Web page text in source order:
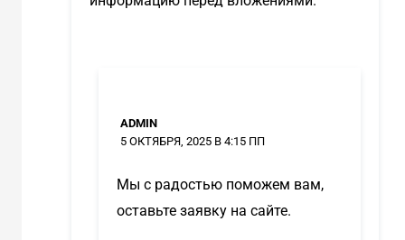
ADMIN
5 ОКТЯБРЯ, 2025 В 4:15 ПП
Мы с радостью поможем вам,
оставьте заявку на сайте.